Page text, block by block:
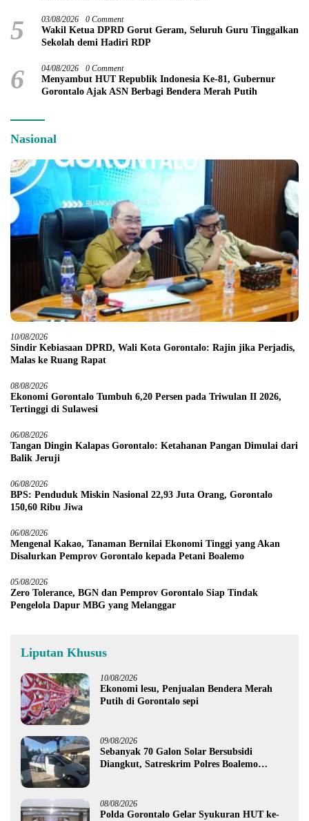
5 03/08/2026 0 Comment
Wakil Ketua DPRD Gorut Geram, Seluruh Guru Tinggalkan
Sekolah demi Hadiri RDP
6 04/08/2026 0 Comment
Menyambut HUT Republik Indonesia Ke-81, Gubernur
Gorontalo Ajak ASN Berbagi Bendera Merah Putih
Nasional
10/08/2026
Sindir Kebiasaan DPRD, Wali Kota Gorontalo: Rajin jika Perjadis,
Malas ke Ruang Rapat
08/08/2026
Ekonomi Gorontalo Tumbuh 6,20 Persen pada Triwulan II 2026,
Tertinggi di Sulawesi
06/08/2026
Tangan Dingin Kalapas Gorontalo: Ketahanan Pangan Dimulai dari
Balik Jeruji
06/08/2026
BPS: Penduduk Miskin Nasional 22,93 Juta Orang, Gorontalo
150,60 Ribu Jiwa
06/08/2026
Mengenal Kakao, Tanaman Bernilai Ekonomi Tinggi yang Akan
Disalurkan Pemprov Gorontalo kepada Petani Boalemo
05/08/2026
Zero Tolerance, BGN dan Pemprov Gorontalo Siap Tindak
Pengelola Dapur MBG yang Melanggar
Liputan Khusus
10/08/2026
Ekonomi lesu, Penjualan Bendera Merah
Putih di Gorontalo sepi
09/08/2026
Sebanyak 70 Galon Solar Bersubsidi
Diangkut, Satreskrim Polres Boalemo
08/08/2026
Polda Gorontalo Gelar Syukuran HUT ke-